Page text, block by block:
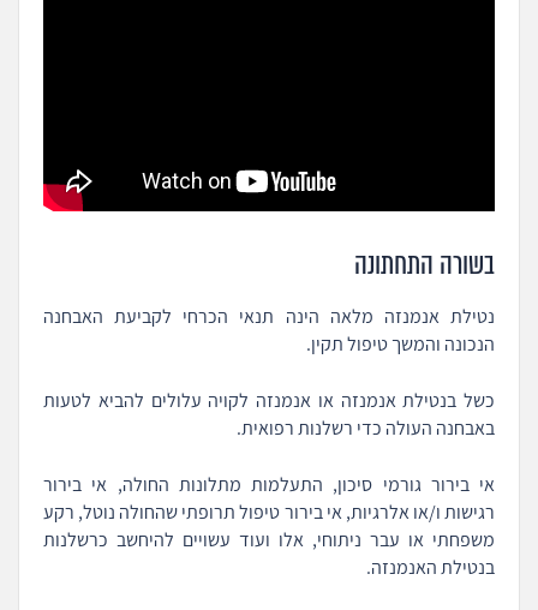
בשורה התחתונה
נטילת אנמנזה מלאה הינה תנאי הכרחי לקביעת האבחנה
הנכונה והמשך טיפול תקין.
כשל בנטילת אנמנזה או אנמנזה לקויה עלולים להביא לטעות
באבחנה העולה כדי רשלנות רפואית.
אי בירור גורמי סיכון, התעלמות מתלונות החולה, אי בירור
רגישות ו/או אלרגיות, אי בירור טיפול תרופתי שהחולה נוטל, רקע
משפחתי או עבר ניתוחי, אלו ועוד עשויים להיחשב כרשלנות
בנטילת האנמנזה.